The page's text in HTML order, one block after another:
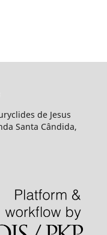
de Jesus
Santa Cândida,